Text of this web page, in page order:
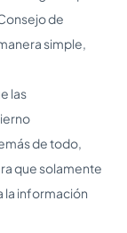
de
simple,
las
de todo,
que solamente
la información